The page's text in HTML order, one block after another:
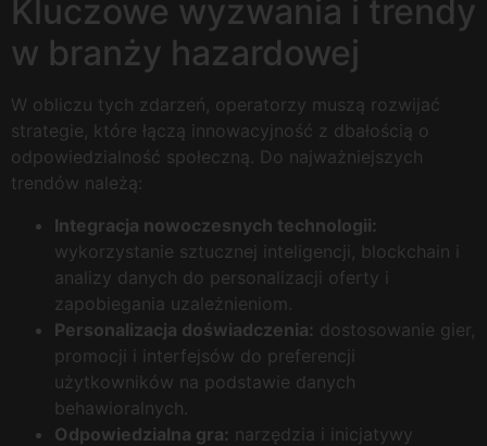
Kluczowe wyzwania i trendy
w branży hazardowej
W obliczu tych zdarzeń, operatorzy muszą rozwijać
strategie, które łączą innowacyjność z dbałością o
odpowiedzialność społeczną. Do najważniejszych
trendów należą:
Integracja nowoczesnych technologii:
wykorzystanie sztucznej inteligencji, blockchain i
analizy danych do personalizacji oferty i
zapobiegania uzależnieniom.
Personalizacja doświadczenia: dostosowanie gier,
promocji i interfejsów do preferencji
użytkowników na podstawie danych
behawioralnych.
Odpowiedzialna gra: narzędzia i inicjatywy